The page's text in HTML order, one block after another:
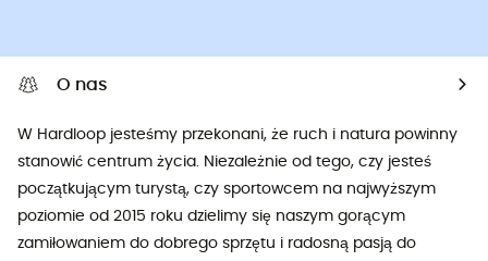
O nas
W Hardloop jesteśmy przekonani, że ruch i natura powinny
stanowić centrum życia. Niezależnie od tego, czy jesteś
początkującym turystą, czy sportowcem na najwyższym
poziomie od 2015 roku dzielimy się naszym gorącym
zamiłowaniem do dobrego sprzętu i radosną pasją do